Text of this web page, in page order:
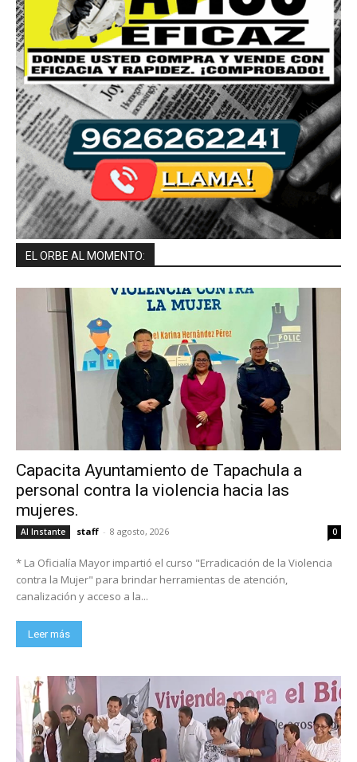
EL ORBE AL MOMENTO:
Capacita Ayuntamiento de Tapachula a
personal contra la violencia hacia las
mujeres.
Al Instante staff - 8 agosto, 2026 0
* La Oficialía Mayor impartió el curso "Erradicación de la Violencia
contra la Mujer" para brindar herramientas de atención,
canalización y acceso a la...
Leer más